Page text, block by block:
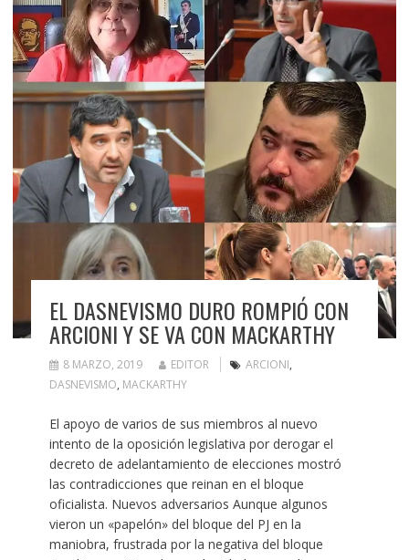
EL DASNEVISMO DURO ROMPIÓ CON
ARCIONI Y SE VA CON MACKARTHY
8 MARZO, 2019 EDITOR ARCIONI,
DASNEVISMO, MACKARTHY
El apoyo de varios de sus miembros al nuevo
intento de la oposición legislativa por derogar el
decreto de adelantamiento de elecciones mostró
las contradicciones que reinan en el bloque
oficialista. Nuevos adversarios Aunque algunos
vieron un «papelón» del bloque del PJ en la
maniobra, frustrada por la negativa del bloque